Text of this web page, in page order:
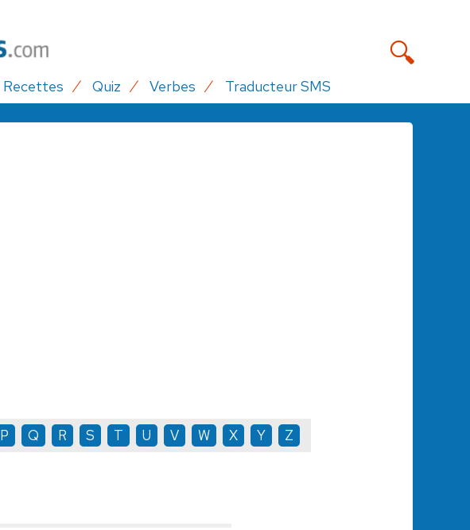
Recettes Quiz Verbes Traducteur SMS
P Q R S T U V W X Y Z